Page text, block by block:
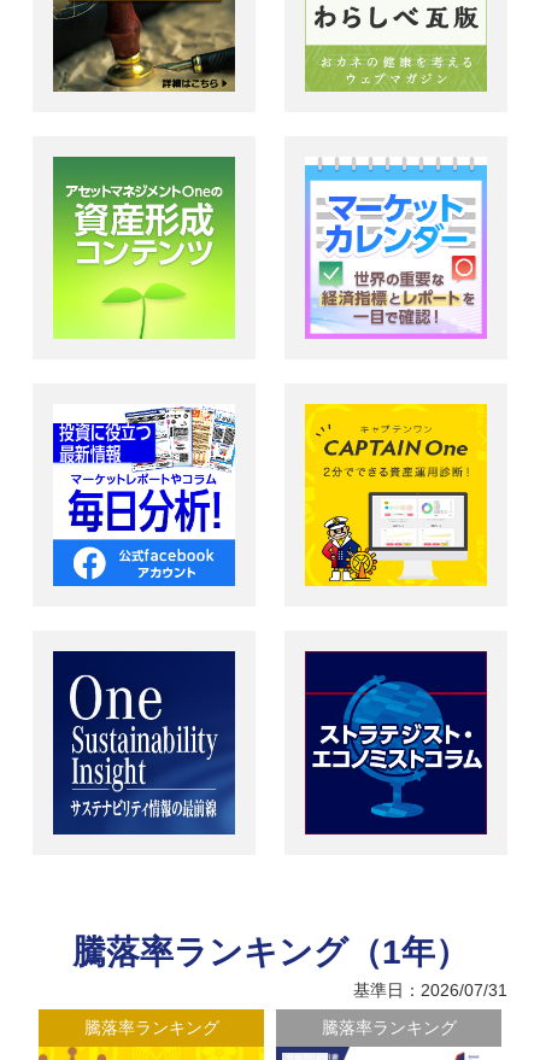
騰落率ランキング（1年）
基準日：2026/07/31
騰落率ランキング
騰落率ランキング